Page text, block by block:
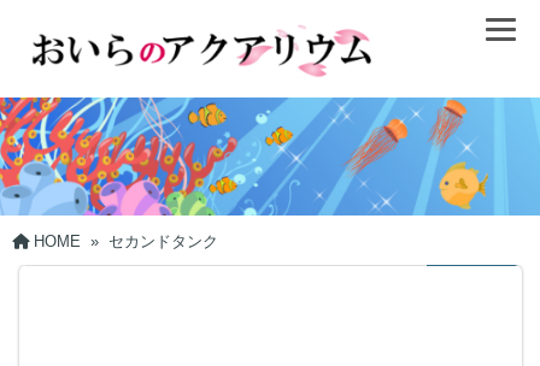
HOME » セカンドタンク